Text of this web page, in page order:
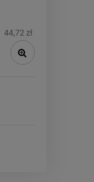
44,72 zł